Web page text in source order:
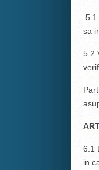
5.1
sa
5.2
6.1
in